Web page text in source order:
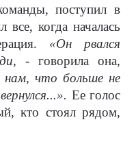
поступил в
когда началась
«Он рвался
- говорила она,
что больше не
Ее голос
кто стоял рядом,